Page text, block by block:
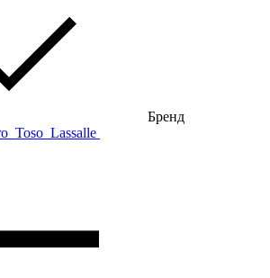
Бренд
Toso Lassalle